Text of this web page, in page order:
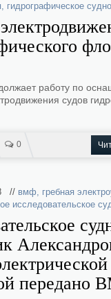
, гидрографическое судно
работу по
судов
0
// вмф, гребная
исследовательское